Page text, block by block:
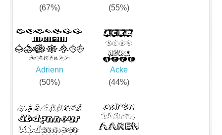
(67%)
(55%)
Adrienn
(50%)
Acke
(44%)